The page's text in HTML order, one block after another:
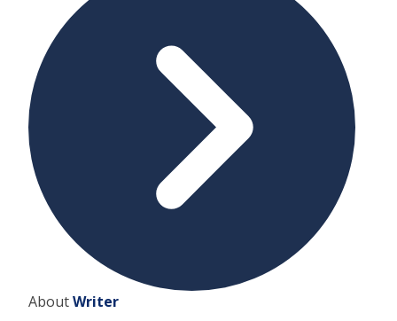
AboutWriter